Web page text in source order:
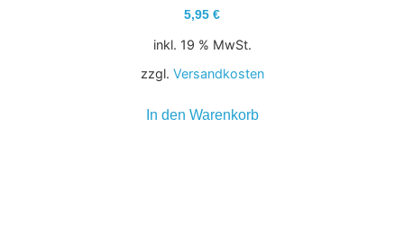
5,95 €
inkl. 19 % MwSt.
zzgl. Versandkosten
In den Warenkorb